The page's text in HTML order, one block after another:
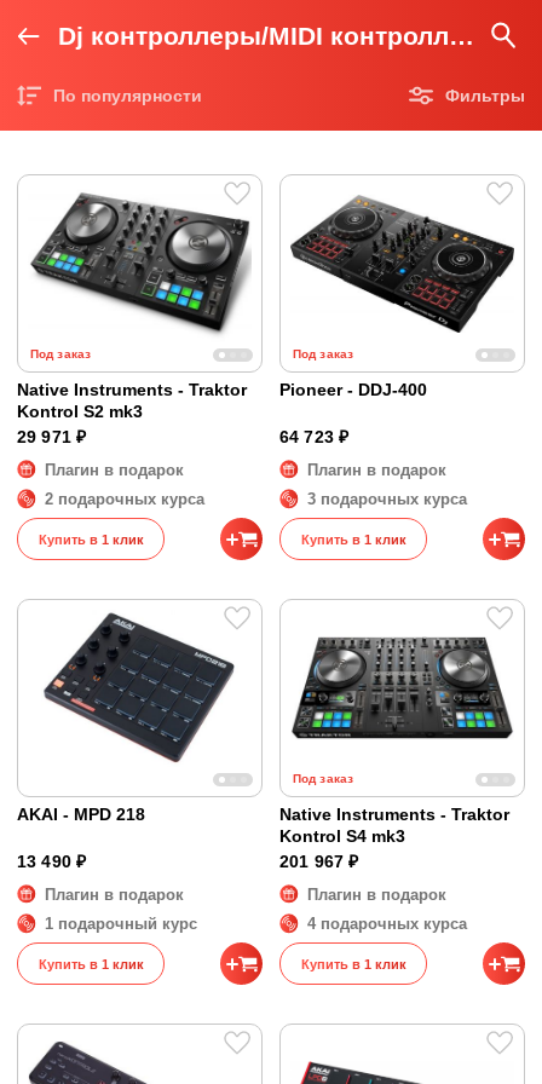
Dj контроллеры/MIDI контроллеры
По популярности Фильтры
Под заказ
Native Instruments - Traktor
Kontrol S2 mk3
29 971 ₽
Плагин в подарок
2 подарочных курса
Купить в 1 клик
Под заказ
Pioneer - DDJ-400
64 723 ₽
Плагин в подарок
3 подарочных курса
Купить в 1 клик
AKAI - MPD 218
13 490 ₽
Плагин в подарок
1 подарочный курс
Купить в 1 клик
Под заказ
Native Instruments - Traktor
Kontrol S4 mk3
201 967 ₽
Плагин в подарок
4 подарочных курса
Купить в 1 клик